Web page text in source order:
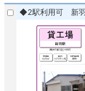
◆2駅利用可 新羽